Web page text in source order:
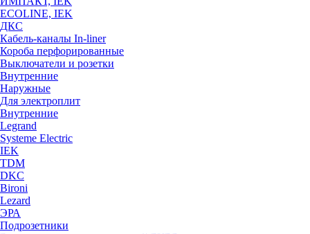
ECOLINE, IEK
ДКС
Кабель-каналы In-liner
Короба перфорированные
Выключатели и розетки
Внутренние
Наружные
Для электроплит
Внутренние
Legrand
Systeme Electric
IEK
TDM
DKC
Bironi
Lezard
ЭРА
Подрозетники